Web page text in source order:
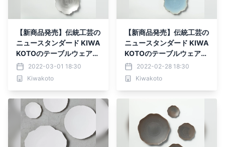
【新商品発売】伝統工芸の
ニュースタンダード KIWA
KOTOのテーブルウェア
【光】2022-03-01 18:30
Kiwakoto
【新商品発売】伝統工芸の
ニュースタンダード KIWA
KOTOのテーブルウェア
【空】2022-02-28 18:30
Kiwakoto